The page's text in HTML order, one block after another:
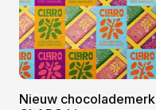
Nieuw chocolademerk